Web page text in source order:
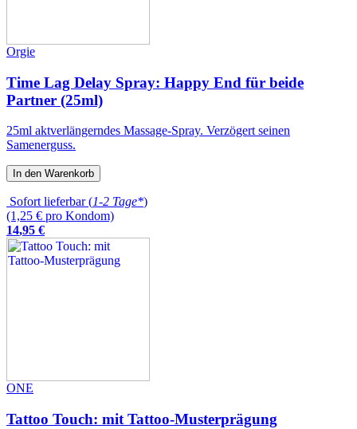
Orgie
Time Lag Delay Spray: Happy End für beide
Partner (25ml)
25ml aktverlängerndes Massage-Spray. Verzögert seinen
Samenerguss.
In den Warenkorb
Sofort lieferbar (1-2 Tage*)
(1,25 € pro Kondom)
14,95 €
ONE
Tattoo Touch: mit Tattoo-Musterprägung